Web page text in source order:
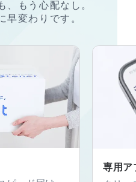
もう心配なし。
変わりです。
専用ア